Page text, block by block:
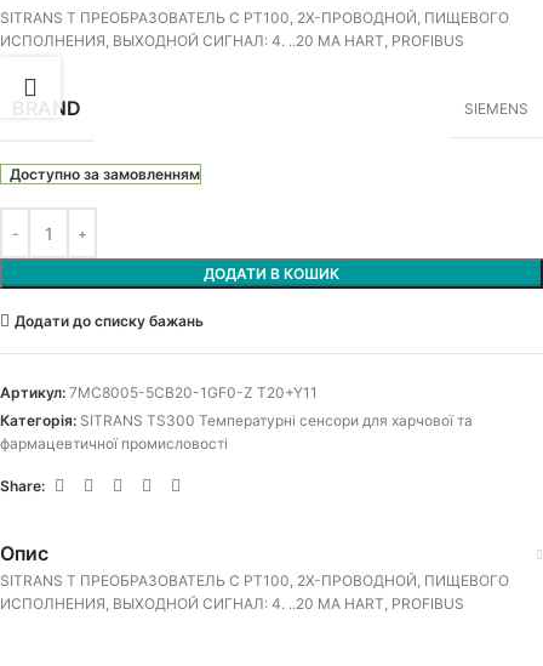
SITRANS T ПРЕОБРАЗОВАТЕЛЬ С PT100, 2Х-ПРОВОДНОЙ, ПИЩЕВОГО
ИСПОЛНЕНИЯ, ВЫХОДНОЙ СИГНАЛ: 4. ..20 MA HART, PROFIBUS
BRAND SIEMENS
Доступно за замовленням
ДОДАТИ В КОШИК
Додати до списку бажань
Артикул: 7MC8005-5CB20-1GF0-Z T20+Y11
Категорія: SITRANS TS300 Температурні сенсори для харчової та
фармацевтичної промисловості
Share:
Опис
SITRANS T ПРЕОБРАЗОВАТЕЛЬ С PT100, 2Х-ПРОВОДНОЙ, ПИЩЕВОГО
ИСПОЛНЕНИЯ, ВЫХОДНОЙ СИГНАЛ: 4. ..20 MA HART, PROFIBUS